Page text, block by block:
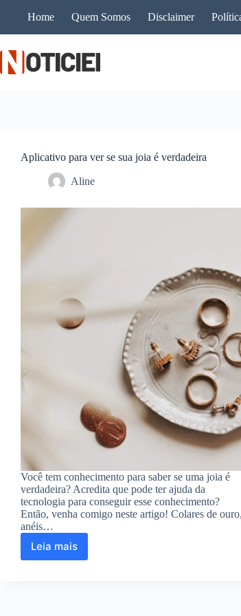
Home Quem Somos Disclaimer
Aplicativo para ver se sua joia é verdadeira
Aline
Você tem conhecimento para saber se uma joia é
verdadeira? Acredita que pode ter ajuda da
tecnologia para conseguir esse conhecimento?
Então, venha comigo neste artigo! Colares de ouro,
anéis…
Leia maisAplicativo